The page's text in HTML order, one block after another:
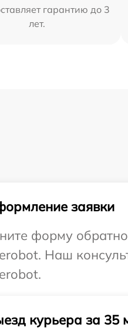
гарантию до 3
лет.
заявки
форму
Наш
курьера за 35